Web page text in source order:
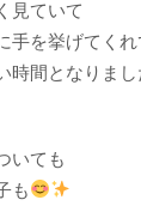
見ていて
手を挙げてくれ
時間となりまし
いても
も